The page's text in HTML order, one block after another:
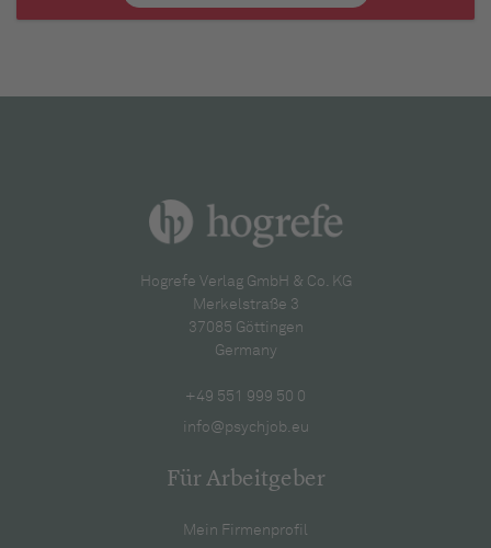
Hogrefe Verlag GmbH & Co. KG
Merkelstraße 3
37085 Göttingen
Germany
+49 551 999 50 0
info@psychjob.eu
Für Arbeitgeber
Mein Firmenprofil